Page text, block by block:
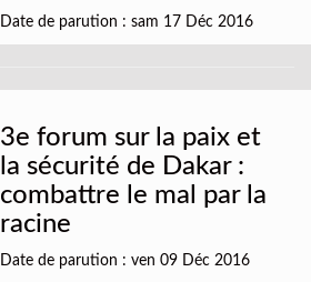
Date de parution : sam 17 Déc 2016
3e forum sur la paix et
la sécurité de Dakar :
combattre le mal par la
racine
Date de parution : ven 09 Déc 2016